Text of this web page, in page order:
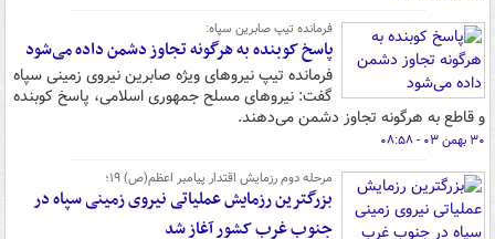
فرمانده تیپ صابرین سپاه:
پاسخ کوبنده به هرگونه تجاوز دشمن داده می‌شود
فرمانده تیپ نیروهای ویژه صابرین نیروی زمینی سپاه
گفت: نیروهای مسلح جمهوری اسلامی، پاسخ کوبنده
و قاطع به هرگونه تجاوز دشمن می‌دهند.
۳۰ بهمن ۰۳ - ۰۸:۵۸
مرحله دوم رزمایش اقتدار پیامبر اعظم(ص) ۱۹؛
بزرگترین رزمایش عملیاتی نیروی زمینی سپاه در
جنوب غرب کشور آغاز شد